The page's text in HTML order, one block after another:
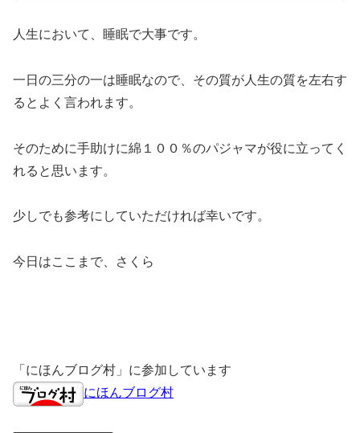
人生において、睡眠で大事です。
一日の三分の一は睡眠なので、その質が人生の質を左右す
るとよく言われます。
そのために手助けに綿１００％のパジャマが役に立ってく
れると思います。
少しでも参考にしていただければ幸いです。
今日はここまで、さくら
「にほんブログ村」に参加しています
にほんブログ村